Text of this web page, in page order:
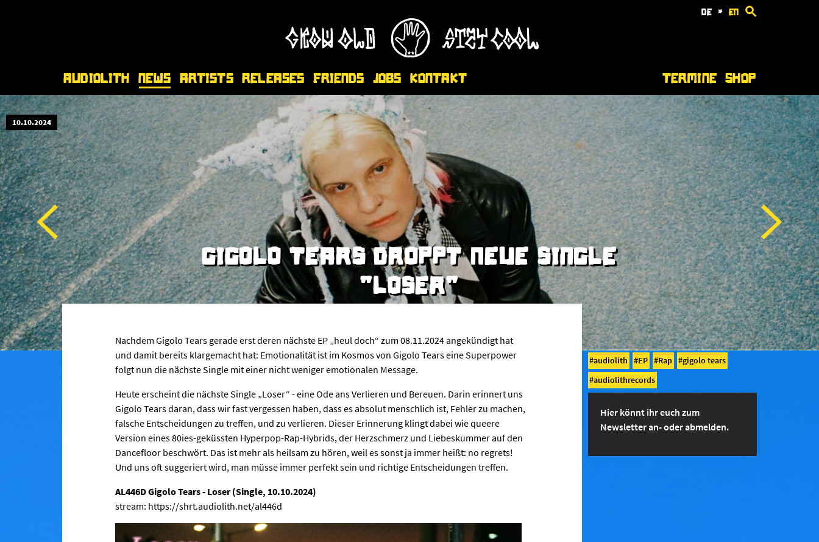
de * en
Audiolith News Artists Releases Friends Jobs Kontakt Termine Shop
10.10.2024
GIGOLO TEARS DROPPT NEUE SINGLE
"LOSER"
Nachdem Gigolo Tears gerade erst deren nächste EP „heul doch“ zum 08.11.2024 angekündigt hat
und damit bereits klargemacht hat: Emotionalität ist im Kosmos von Gigolo Tears eine Superpower
folgt nun die nächste Single mit einer nicht weniger emotionalen Message.
Heute erscheint die nächste Single „Loser“ - eine Ode ans Verlieren und Bereuen. Darin erinnert uns
Gigolo Tears daran, dass wir fast vergessen haben, dass es absolut menschlich ist, Fehler zu machen,
falsche Entscheidungen zu treffen, und zu verlieren. Dieser Erinnerung klingt dabei wie queere
Version eines 80ies-geküssten Hyperpop-Rap-Hybrids, der Herzschmerz und Liebeskummer auf den
Dancefloor beschwört. Das ist mehr als heilsam zu hören, weil es sonst ja immer heißt: no regrets!
Und uns oft suggeriert wird, man müsse immer perfekt sein und richtige Entscheidungen treffen.
AL446D Gigolo Tears - Loser (Single, 10.10.2024)
stream: https://shrt.audiolith.net/al446d
audiolith EP Rap
gigolo tears
audiolithrecords
Hier könnt ihr euch zum
Newsletter an- oder abmelden.